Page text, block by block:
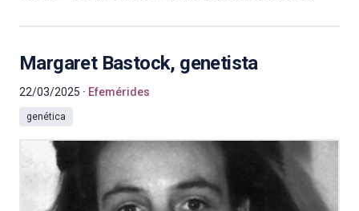
Margaret Bastock, genetista
22/03/2025 Efemérides
genética